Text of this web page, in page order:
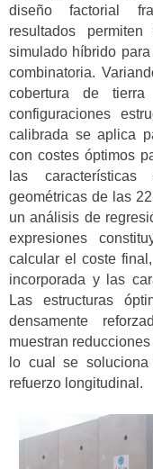
diseño factorial
resultados
simulado híbrido
combinatoria.
cobertura de
configuraciones
calibrada se aplica
con costes óptimos
las características
geométricas de las
un análisis de
expresiones
calcular el coste
incorporada y las
Las estructuras
densamente
muestran
lo cual se soluciona
refuerzo longitudinal.